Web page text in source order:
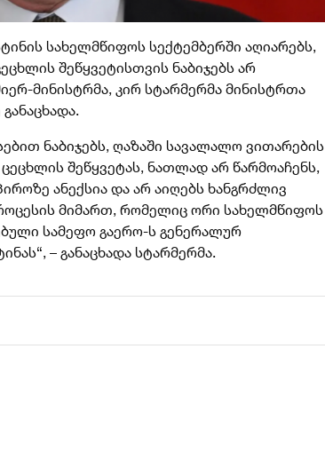
სახელმწიფოს სექტემბერში აღიარებს,
შეწყვეტისთვის ნაბიჯებს არ
მინისტრმა, კირ სტარმერმა მინისტრთა
ნაბიჯებს, ღაზაში სავალალო ვითარების
შეწყვეტას, ნათლად არ წარმოაჩენს,
ანექსია და არ აიღებს ხანგრძლივ
მიმართ, რომელიც ორი სახელმწიფოს
სამეფო გაერო-ს გენერალურ
– განაცხადა სტარმერმა.